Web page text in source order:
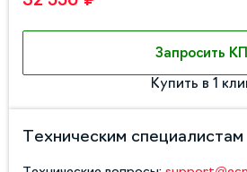
Запросить КП
Купить в 1
Техническим специалистам